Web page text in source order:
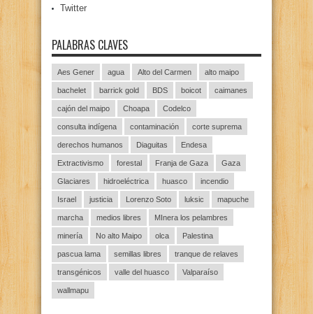
Twitter
PALABRAS CLAVES
Aes Gener agua Alto del Carmen alto maipo
bachelet barrick gold BDS boicot caimanes
cajón del maipo Choapa Codelco
consulta indígena contaminación corte suprema
derechos humanos Diaguitas Endesa
Extractivismo forestal Franja de Gaza Gaza
Glaciares hidroeléctrica huasco incendio
Israel justicia Lorenzo Soto luksic mapuche
marcha medios libres MInera los pelambres
minería No alto Maipo olca Palestina
pascua lama semillas libres tranque de relaves
transgénicos valle del huasco Valparaíso
wallmapu